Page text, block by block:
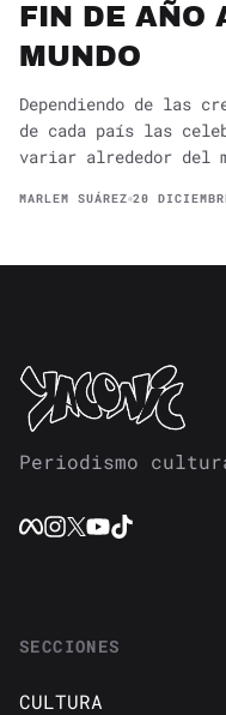
FIN DE AÑO
MUNDO
Dependiendo de las
de cada país las
variar alrededor del
MARLEM SUÁREZ 20
Periodismo
SECCIONES
CULTURA